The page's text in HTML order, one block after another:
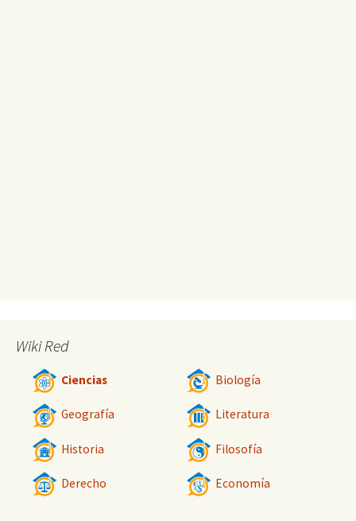
Wiki Red
Ciencias Biología
Geografía Literatura
Historia Filosofía
Derecho Economía